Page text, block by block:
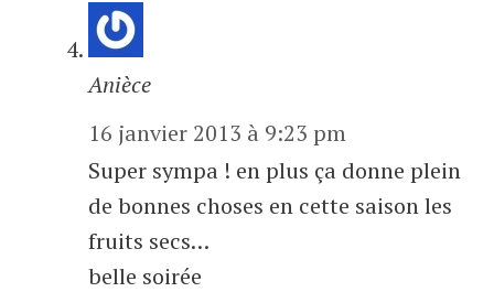
Anièce
16 janvier 2013 à 9:23 pm
Super sympa ! en plus ça donne plein
de bonnes choses en cette saison les
fruits secs…
belle soirée